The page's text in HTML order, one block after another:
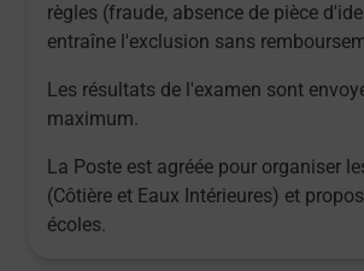
règles (fraude, absence de pièce
entraîne l'exclusion sans
Les résultats de l'examen sont
maximum.
La Poste est agréée pour organiser
(Côtière et Eaux Intérieures) et
écoles.